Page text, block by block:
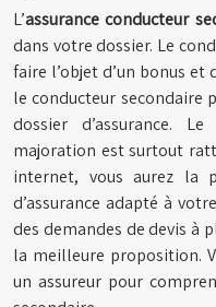
L’assurance conducteur
dans votre dossier. Le
faire l’objet d’un bonus et
le conducteur secondaire
dossier d’assurance.
majoration est surtout
internet, vous aurez la
d’assurance adapté à
des demandes de devis à
la meilleure proposition.
un assureur pour